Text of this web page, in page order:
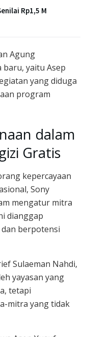
Rp1,5 M
Agung
yaitu Asep
yang diduga
program
dalam
Gratis
kepercayaan
Sony
mengatur mitra
dianggap
berpotensi
Sulaeman Nahdi,
yayasan yang
tetapi
mitra yang tidak